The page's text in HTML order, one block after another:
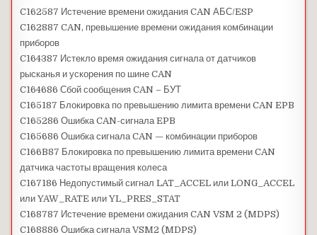
C162587 Истечение времени ожидания CAN АБС/ESP
C162887 CAN, превышение времени ожидания комбинации
приборов
C164387 Истекло время ожидания сигнала от датчиков
рысканья и ускорения по шине CAN
C164686 Сбой сообщения CAN – БУТ
C165187 Блокировка по превышению лимита времени CAN EPB
C165286 Ошибка CAN-сигнала EPB
C165686 Ошибка сигнала CAN — комбинации приборов
C166B87 Блокировка по превышению лимита времени CAN
датчика частоты вращения колеса
C167186 Недопустимый сигнал LAT_ACCEL или LONG_ACCEL
или YAW_RATE или YL_PRES_STAT
C168787 Истечение времени ожидания CAN VSM 2 (MDPS)
C168886 Ошибка сигнала VSM2 (MDPS)